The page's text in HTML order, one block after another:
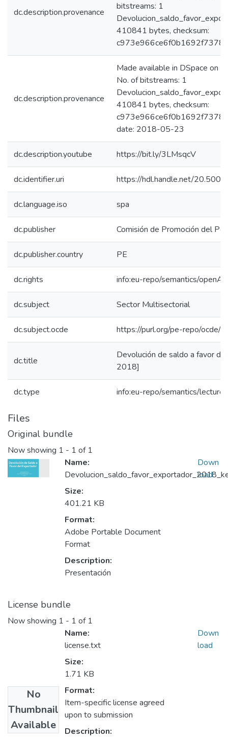
dc.description.provenance
bitstreams: 1
410841 bytes, checksum:
dc.description.provenance
Made available in DSpace on
No. of bitstreams: 1
410841 bytes, checksum:
date: 2018-05-23
dc.description.youtube https://bit.ly/3LMsqcV
dc.identifier.uri https://hdl.handle.net/
dc.language.iso spa
dc.publisher Comisión de Promoción del
dc.publisher.country PE
dc.rights info:eu-repo/semantics/
dc.subject Sector Multisectorial
dc.subject.ocde https://purl.org/pe-repo/ocde/
dc.title
Devolución de saldo a favor
2018]
dc.type info:eu-repo/semantics/lecture
Files
Original bundle
Now showing 1 - 1 of 1
Name:
Size:
401.21 KB
Format:
Adobe Portable Document
Format
Description:
Presentación
Down
load
License bundle
Now showing 1 - 1 of 1
No
Thumbnail
Available
Name:
license.txt
Size:
1.71 KB
Format:
Item-specific license agreed
upon to submission
Description:
Down
load